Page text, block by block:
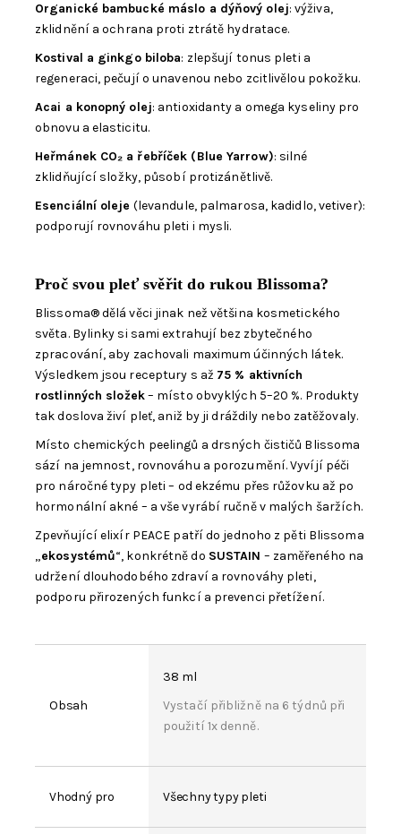
Organické bambucké máslo a dýňový olej: výživa,
zklidnění a ochrana proti ztrátě hydratace.
Kostival a ginkgo biloba: zlepšují tonus pleti a
regeneraci, pečují o unavenou nebo zcitlivělou pokožku.
Acai a konopný olej: antioxidanty a omega kyseliny pro
obnovu a elasticitu.
Heřmánek CO₂ a řebříček (Blue Yarrow): silné
zklidňující složky, působí protizánětlivě.
Esenciální oleje (levandule, palmarosa, kadidlo, vetiver):
podporují rovnováhu pleti i mysli.
Proč svou pleť svěřit do rukou Blissoma?
Blissoma® dělá věci jinak než většina kosmetického
světa. Bylinky si sami extrahují bez zbytečného
zpracování, aby zachovali maximum účinných látek.
Výsledkem jsou receptury s až 75 % aktivních
rostlinných složek– místo obvyklých 5–20 %. Produkty
tak doslova živí pleť, aniž by ji dráždily nebo zatěžovaly.
Místo chemických peelingů a drsných čističů Blissoma
sází na jemnost, rovnováhu a porozumění. Vyvíjí péči
pro náročné typy pleti – od ekzému přes růžovku až po
hormonální akné – a vše vyrábí ručně v malých šaržích.
Zpevňující elixír PEACE patří do jednoho z pěti Blissoma
„ekosystémů“, konkrétně do SUSTAIN – zaměřeného na
udržení dlouhodobého zdraví a rovnováhy pleti,
podporu přirozených funkcí a prevenci přetížení.
Obsah
38 ml
Vystačí přibližně na 6 týdnů při
použití 1x denně.
Vhodný pro Všechny typy pleti